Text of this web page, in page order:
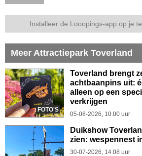
Installeer de Looopings-app op je
Meer Attractiepark Toverland
FOTO'S
Toverland brengt
achtbaanpins uit:
alleen op een
verkrijgen
05-08-2026, 10.00 uur
Duikshow
zien: wespennest
30-07-2026, 14.08 uur